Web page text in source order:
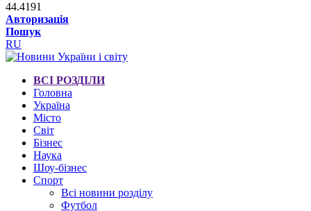
44.4191
Авторизація
Пошук
RU
ВСІ РОЗДІЛИ
Головна
Україна
Місто
Світ
Бізнес
Наука
Шоу-бізнес
Спорт
Всі новини розділу
Футбол